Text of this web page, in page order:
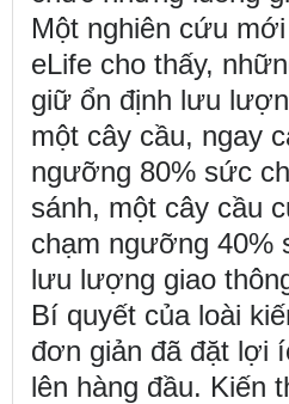
Một nghiên cứu
eLife cho thấy,
giữ ổn định lưu
một cây cầu, ngay
ngưỡng 80% sức
sánh, một cây cầu
chạm ngưỡng 40%
lưu lượng giao
Bí quyết của loài
đơn giản đã đặt lợi
lên hàng đầu. Kiến